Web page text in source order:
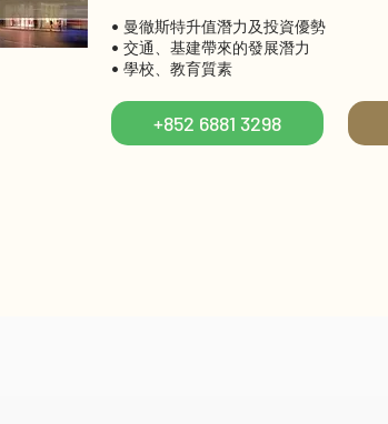
• 曼徹斯特升值潛力及投資優勢
• 交通、基建帶來的發展潛力
• 學校、教育質素
+852 6881 3298